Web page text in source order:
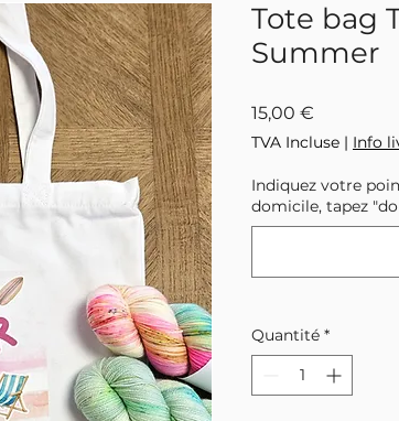
Tote bag
Summer
15,00 €
TVA Incluse | Info
Indiquez votre
domicile, tapez
Quantité *